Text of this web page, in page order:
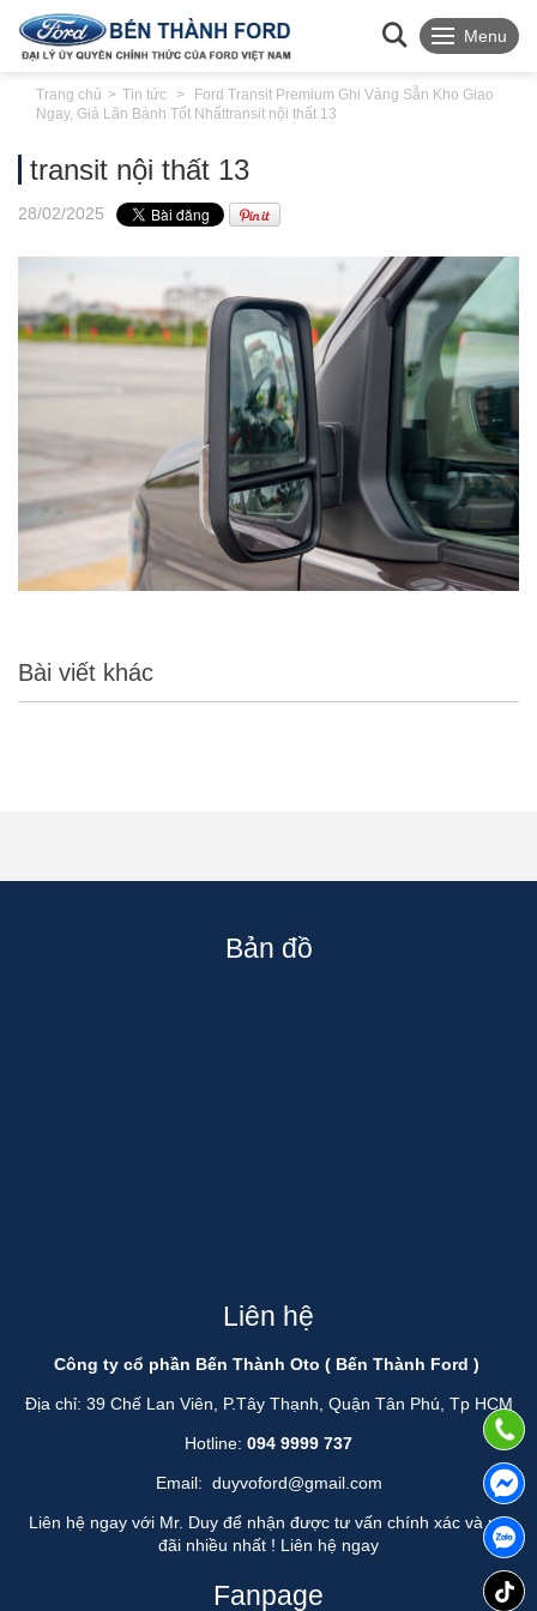
Menu
Trang chủ Tin tức
Ford Transit Premium Ghi Vàng Sẵn Kho Giao
Ngay, Giá Lăn Bánh Tốt Nhấttransit nội thất 13
transit nội thất 13
28/02/2025
Bài viết khác
Bản đồ
Liên hệ
Công ty cổ phần Bến Thành Oto ( Bến Thành Ford )
Địa chỉ: 39 Chế Lan Viên, P.Tây Thạnh, Quận Tân Phú, Tp HCM
Hotline: 094 9999 737
Email: duyvoford@gmail.com
Liên hệ ngay với Mr. Duy để nhận được tư vấn chính xác và ưu
đãi nhiều nhất ! Liên hệ ngay
Fanpage